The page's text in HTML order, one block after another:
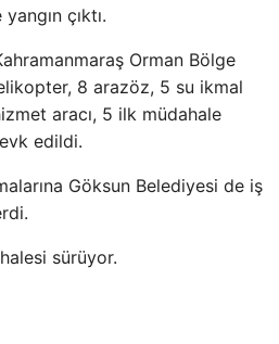
yangın çıktı.
ş Orman Bölge
8 arazöz, 5 su ikmal
aracı, 5 ilk müdahale
edildi.
Göksun Belediyesi de iş
sürüyor.